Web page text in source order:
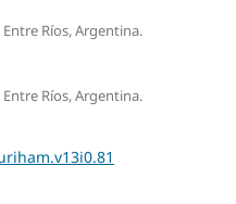
Ríos, Argentina.
Ríos, Argentina.